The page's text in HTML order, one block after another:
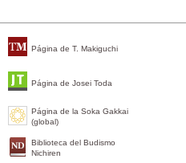
Página de T. Makiguchi
Página de Josei Toda
Página de la Soka Gakkai
(global)
Biblioteca del Budismo
Nichiren